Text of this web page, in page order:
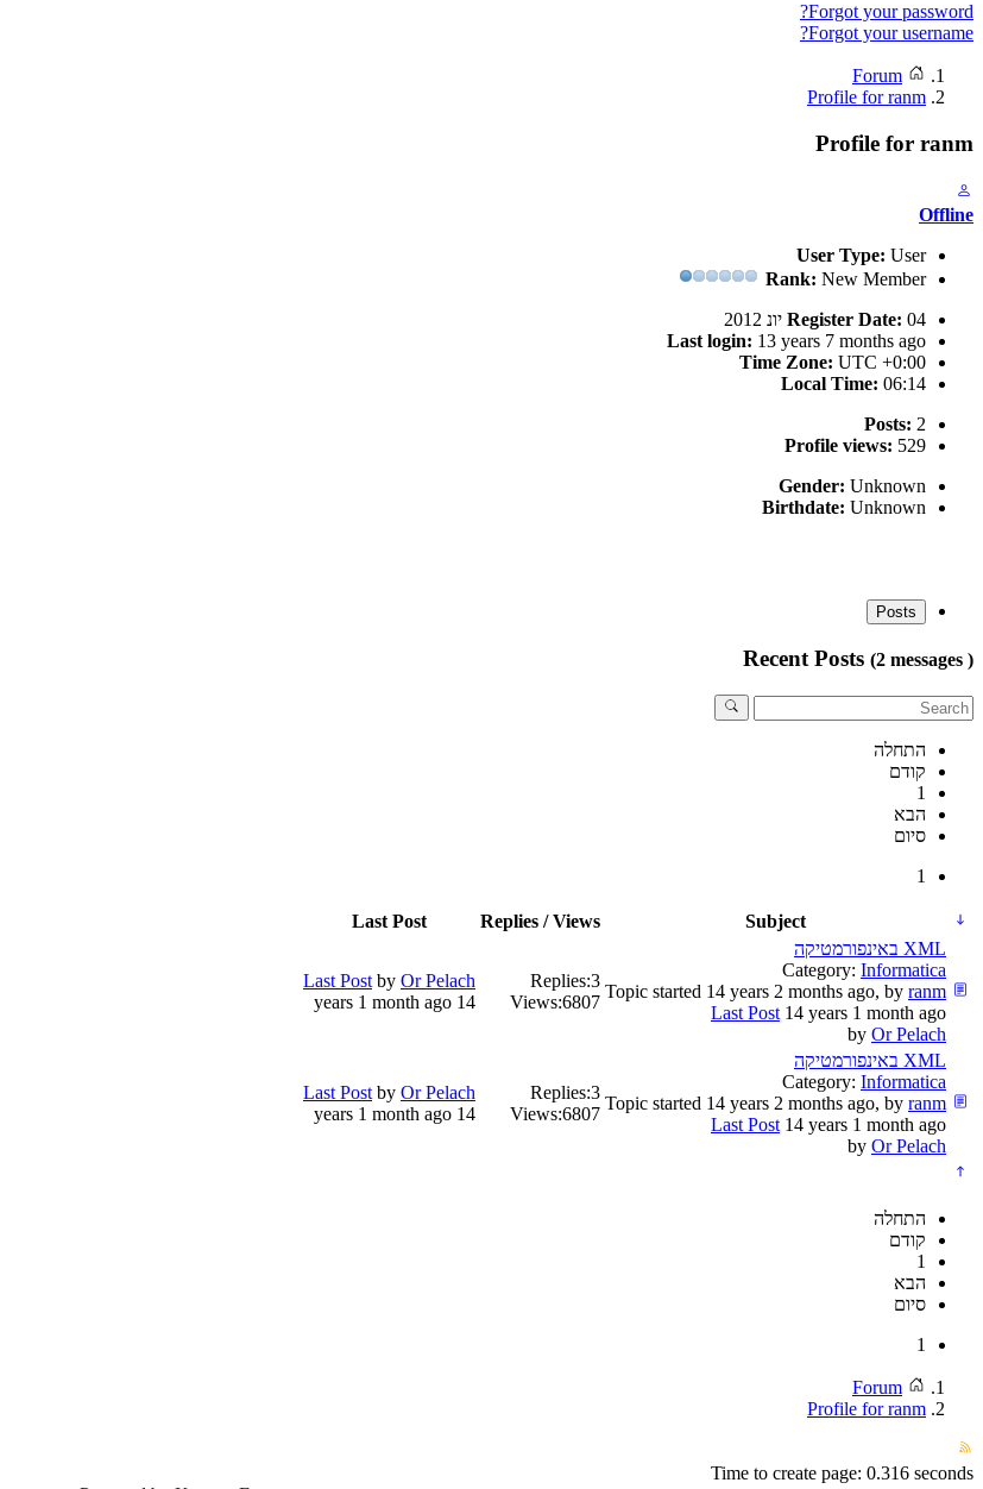
Forgot your password?
Forgot your username?
Forum
Profile for ranm
Profile for ranm
Offline
User Type: User
Rank: New Member
Register Date: 04 יונ 2012
Last login: 13 years 7 months ago
Time Zone: UTC +0:00
Local Time: 06:14
Posts: 2
Profile views: 529
Gender: Unknown
Birthdate: Unknown
Posts
Recent Posts (2 messages )
התחלה
קודם
1
הבא
סיום
1
Subject
Replies / Views
Last Post
XML באינפורמטיקה
Category: Informatica
Topic started 14 years 2 months ago, by ranm
Last Post 14 years 1 month ago
by Or Pelach
Replies:3
Views:6807
Last Post by Or Pelach
14 years 1 month ago
XML באינפורמטיקה
Category: Informatica
Topic started 14 years 2 months ago, by ranm
Last Post 14 years 1 month ago
by Or Pelach
Replies:3
Views:6807
Last Post by Or Pelach
14 years 1 month ago
התחלה
קודם
1
הבא
סיום
1
Forum
Profile for ranm
Time to create page: 0.316 seconds